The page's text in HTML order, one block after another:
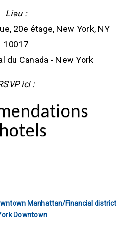
Lieu :
20e étage, New York, NY
10017
du Canada - New York
ici :
Manhattan/Financial district
Downtown